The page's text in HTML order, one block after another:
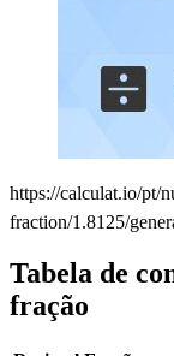
https://calculat.io/pt/
fraction/1.8125/
Tabela de
fração